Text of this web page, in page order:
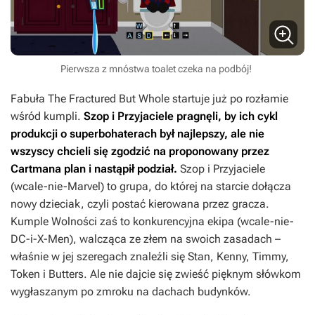
Pierwsza z mnóstwa toalet czeka na podbój!
Fabuła The Fractured But Whole startuje już po rozłamie
wśród kumpli. Szop i Przyjaciele pragnęli, by ich cykl
produkcji o superbohaterach był najlepszy, ale nie
wszyscy chcieli się zgodzić na proponowany przez
Cartmana plan i nastąpił podział. Szop i Przyjaciele
(wcale-nie-Marvel) to grupa, do której na starcie dołącza
nowy dzieciak, czyli postać kierowana przez gracza.
Kumple Wolności zaś to konkurencyjna ekipa (wcale-nie-
DC-i-X-Men), walcząca ze złem na swoich zasadach –
właśnie w jej szeregach znaleźli się Stan, Kenny, Timmy,
Token i Butters. Ale nie dajcie się zwieść pięknym słówkom
wygłaszanym po zmroku na dachach budynków.